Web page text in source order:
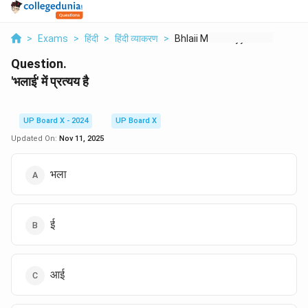
> Exams > हिंदी > हिंदी व्याकरण > Bhlaii Men Prtyy Hai
Question.
'भलाई' में प्रत्यय है
UP Board X - 2024
UP Board X
Updated On: Nov 11, 2025
भला
ई
आई